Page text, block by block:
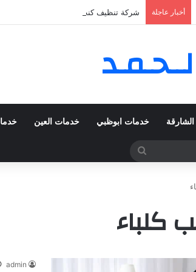
أخبار عاجلة شركة تنظيف كنب في المزهر – دبي 0555980700 – خصم30%
خدمات ابوظبي خدمات العين
بحث
كلباء
admin